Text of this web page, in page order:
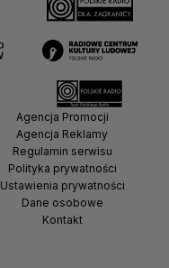
Agencja Promocji
Agencja Reklamy
Regulamin serwisu
Polityka prywatności
Ustawienia prywatności
Dane osobowe
Kontakt